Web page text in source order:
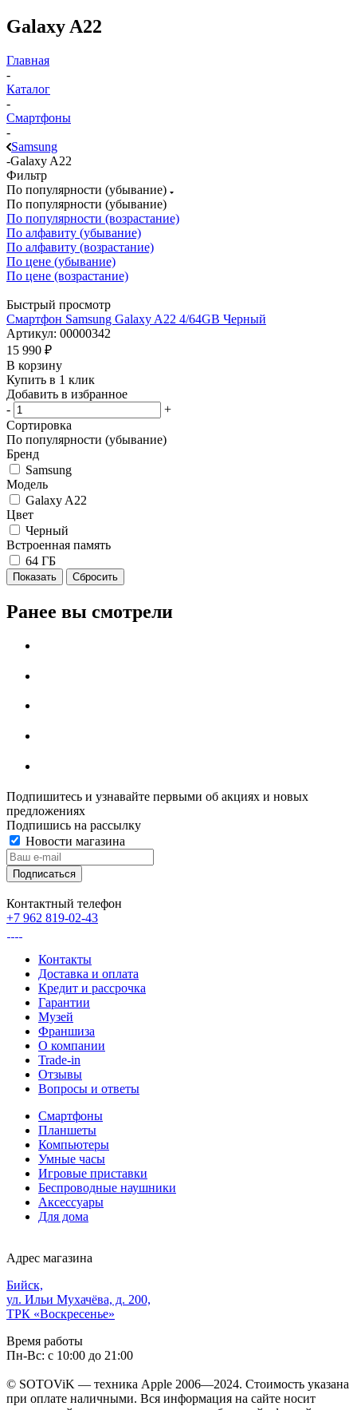
Galaxy A22
Главная
-
Каталог
-
Смартфоны
-
Samsung
-Galaxy A22
Фильтр
По популярности (убывание)
По популярности (убывание)
По популярности (возрастание)
По алфавиту (убывание)
По алфавиту (возрастание)
По цене (убывание)
По цене (возрастание)
Быстрый просмотр
Смартфон Samsung Galaxy A22 4/64GB Черный
Артикул: 00000342
15 990 ₽
В корзину
Купить в 1 клик
Добавить в избранное
-
+
Сортировка
По популярности (убывание)
Бренд
Samsung
Модель
Galaxy A22
Цвет
Черный
Встроенная память
64 ГБ
Сбросить
Ранее вы смотрели
Подпишитесь и узнавайте первыми об акциях и новых
предложениях
Подпишись на рассылку
Новости магазина
Контактный телефон
+7 962 819-02-43
Контакты
Доставка и оплата
Кредит и рассрочка
Гарантии
Музей
Франшиза
О компании
Trade-in
Отзывы
Вопросы и ответы
Смартфоны
Планшеты
Компьютеры
Умные часы
Игровые приставки
Беспроводные наушники
Аксессуары
Для дома
Адрес магазина
Бийск,
ул. Ильи Мухачёва, д. 200,
ТРК «Воскресенье»
Время работы
Пн-Вс: с 10:00 до 21:00
© SOTOViK — техника Apple 2006—2024. Стоимость указана
при оплате наличными. Вся информация на сайте носит